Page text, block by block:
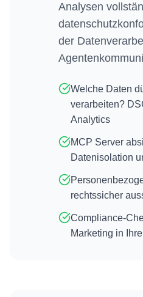
Analysen
der
Welche Daten
verarbeiten?
Analytics
MCP Server
Datenisolation
rechtssicher
Compliance-
Marketing in